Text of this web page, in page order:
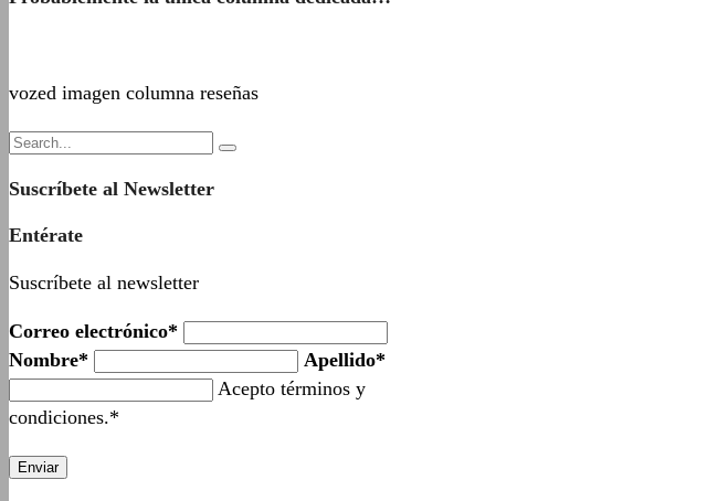
vozed imagen columna reseñas
Suscríbete al Newsletter
Entérate
Suscríbete al newsletter
Correo electrónico*
Nombre*
Apellido*
Acepto términos y
condiciones.*